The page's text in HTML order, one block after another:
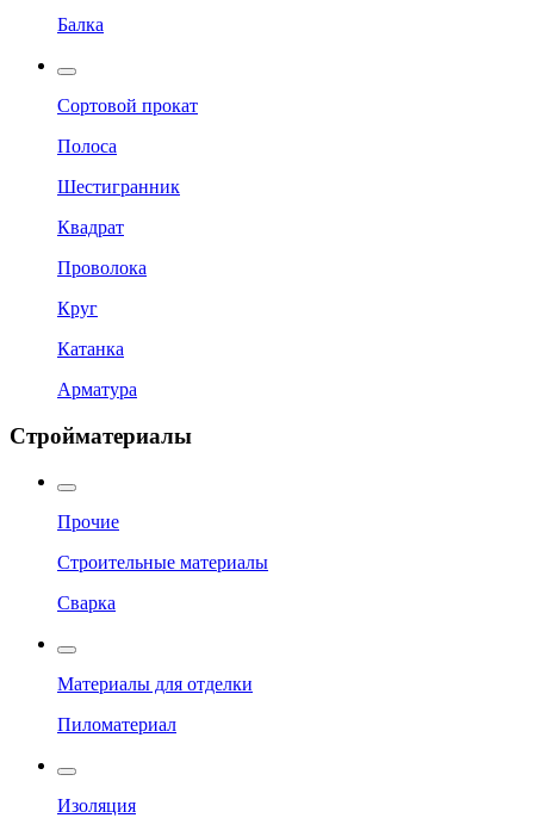
Балка
Сортовой прокат
Полоса
Шестигранник
Квадрат
Проволока
Круг
Катанка
Арматура
Стройматериалы
Прочие
Строительные материалы
Сварка
Материалы для отделки
Пиломатериал
Изоляция